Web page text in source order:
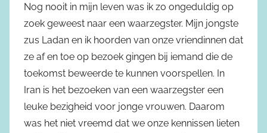
Nog nooit in mijn leven was ik zo ongeduldig op
zoek geweest naar een waarzegster. Mijn jongste
zus Ladan en ik hoorden van onze vriendinnen dat
ze af en toe op bezoek gingen bij iemand die de
toekomst beweerde te kunnen voorspellen. In
Iran is het bezoeken van een waarzegster een
leuke bezigheid voor jonge vrouwen. Daarom
was het niet vreemd dat we onze kennissen lieten